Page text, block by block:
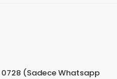
0728 (Sadece Whatsapp